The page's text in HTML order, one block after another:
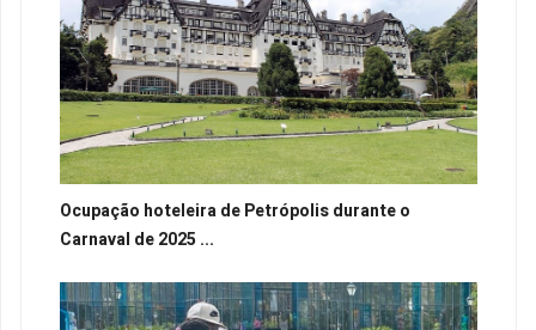
Ocupação hoteleira de Petrópolis durante o
Carnaval de 2025 ...